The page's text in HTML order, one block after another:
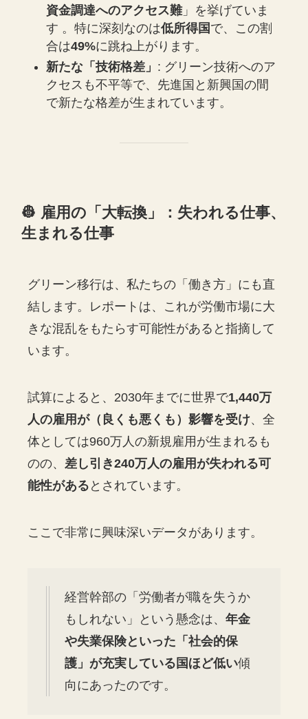
資金調達へのアクセス難」を挙げていま
す 。特に深刻なのは低所得国 で、この割
合は49%に跳ね上がります。
新たな「技術格差」 : グリーン技術へのア
クセスも不平等で、先進国と新興国の間
で新たな格差が生まれています。
👷 雇用の「大転換」：失われる仕事、
生まれる仕事
グリーン移行は、私たちの「働き方」にも直
結します。レポートは、これが労働市場に大
きな混乱をもたらす可能性があると指摘して
います。
試算によると、2030年までに世界で1,440万
人の雇用が（良くも悪くも）影響を受け、全
体としては960万人の新規雇用が生まれるも
のの、 差し引き240万人の雇用が失われる可
能性がある とされています。
ここで非常に興味深いデータがあります。
経営幹部の「労働者が職を失うか
もしれない」という懸念は、年金
や失業保険といった「社会的保
護」が充実している国ほど低い傾
向にあったのです。